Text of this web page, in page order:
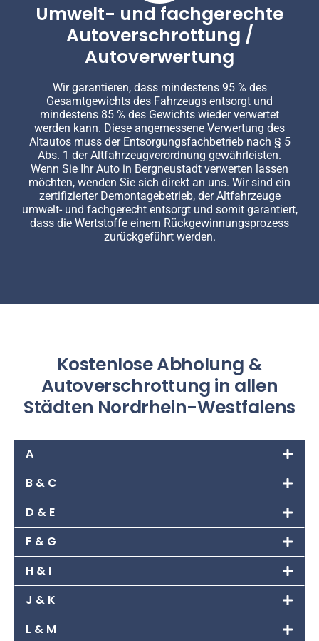
Umwelt- und fachgerechte
Autoverschrottung /
Autoverwertung
Wir garantieren, dass mindestens 95 % des
Gesamtgewichts des Fahrzeugs entsorgt und
mindestens 85 % des Gewichts wieder verwertet
werden kann. Diese angemessene Verwertung des
Altautos muss der Entsorgungsfachbetrieb nach § 5
Abs. 1 der Altfahrzeugverordnung gewährleisten.
Wenn Sie Ihr Auto in Bergneustadt verwerten lassen
möchten, wenden Sie sich direkt an uns. Wir sind ein
zertifizierter Demontagebetrieb, der Altfahrzeuge
umwelt- und fachgerecht entsorgt und somit garantiert,
dass die Wertstoffe einem Rückgewinnungsprozess
zurückgeführt werden.
Kostenlose Abholung &
Autoverschrottung in allen
Städten Nordrhein-Westfalens
A
B & C
D & E
F & G
H & I
J & K
L & M